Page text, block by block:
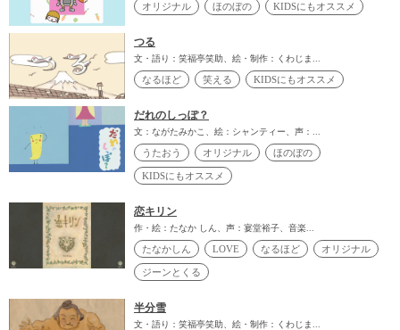
オリジナル ほのぼの KIDSにもオススメ
つる
文・語り：笑福亭笑助、絵・制作：くわじま...
なるほど 笑える KIDSにもオススメ
だれのしっぽ？
文：ながたみかこ、絵：シャンティー、声：...
うたおう オリジナル ほのぼの
KIDSにもオススメ
恋キリン
作・絵：たなか しん、声：宴堂裕子、音楽...
たなかしん LOVE なるほど オリジナル
ジーンとくる
半分雪
文・語り：笑福亭笑助、絵・制作：くわじま...